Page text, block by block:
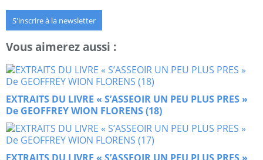
S'inscrire à la newsletter
Vous aimerez aussi :
EXTRAITS DU LIVRE « S’ASSEOIR UN PEU PLUS PRES »
De GEOFFREY WION FLORENS (18)